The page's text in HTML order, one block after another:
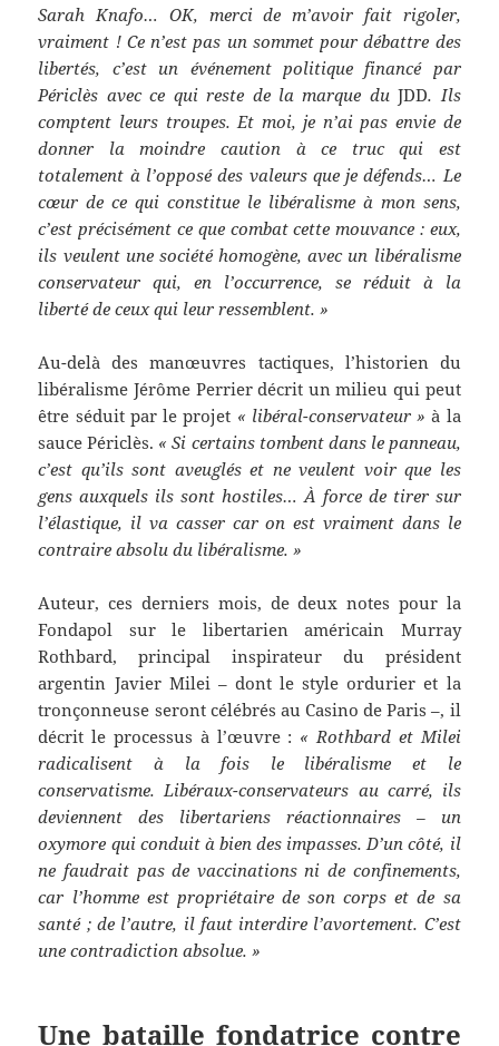
Sarah Knafo… OK, merci de m’avoir fait rigoler,
vraiment ! Ce n’est pas un sommet pour débattre des
libertés, c’est un événement politique financé par
Périclès avec ce qui reste de la marque duJDD. Ils
comptent leurs troupes. Et moi, je n’ai pas envie de
donner la moindre caution à ce truc qui est
totalement à l’opposé des valeurs que je défends… Le
cœur de ce qui constitue le libéralisme à mon sens,
c’est précisément ce que combat cette mouvance : eux,
ils veulent une société homogène, avec un libéralisme
conservateur qui, en l’occurrence, se réduit à la
liberté de ceux qui leur ressemblent. »
Au-delà des manœuvres tactiques, l’historien du
libéralisme Jérôme Perrier décrit un milieu qui peut
être séduit par le projet « libéral-conservateur » à la
sauce Périclès. « Si certains tombent dans le panneau,
c’est qu’ils sont aveuglés et ne veulent voir que les
gens auxquels ils sont hostiles… À force de tirer sur
l’élastique, il va casser car on est vraiment dans le
contraire absolu du libéralisme. »
Auteur, ces derniers mois, de deux notes pour la
Fondapol sur le libertarien américain Murray
Rothbard, principal inspirateur du président
argentin Javier Milei – dont le style ordurier et la
tronçonneuse seront célébrés au Casino de Paris –, il
décrit le processus à l’œuvre : « Rothbard et Milei
radicalisent à la fois le libéralisme et le
conservatisme. Libéraux-conservateurs au carré, ils
deviennent des libertariens réactionnaires – un
oxymore qui conduit à bien des impasses. D’un côté, il
ne faudrait pas de vaccinations ni de confinements,
car l’homme est propriétaire de son corps et de sa
santé ; de l’autre, il faut interdire l’avortement. C’est
une contradiction absolue. »
Une bataille fondatrice contre